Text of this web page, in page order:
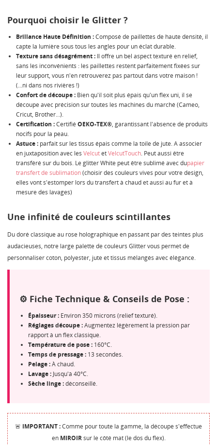
Pourquoi choisir le Glitter ?
Brillance Haute Définition :Composé de paillettes de haute densité, il
capte la lumière sous tous les angles pour un éclat durable.
Texture sans désagrément : Il offre un bel aspect texturé en relief,
sans les inconvénients : les paillettes restent parfaitement fixées sur
leur support, vous n'en retrouverez pas partout dans votre maison !
(...ni dans nos rivières !)
Confort de découpe : Bien qu'il soit plus épais qu'un flex uni, il se
découpe avec précision sur toutes les machines du marché (Cameo,
Cricut, Brother...).
Certification :Certifié OEKO-TEX®, garantissant l'absence de produits
nocifs pour la peau.
Astuce : parfait sur les tissus épais comme la toile de jute. A associer
en juxtaposition avec les VelcutetVelcutTouch. Peut aussi être
transféré sur du bois. Le glitter White peut être sublimé avec dupapier
transfert de sublimation(choisir des couleurs vives pour votre design,
elles vont s'estomper lors du transfert à chaud et aussi au fur et à
mesure des lavages)
Une infinité de couleurs scintillantes
Du doré classique au rose holographique en passant par des teintes plus
audacieuses, notre large palette de couleurs Glitter vous permet de
personnaliser coton, polyester, jute et tissus mélangés avec élégance.
⚙️ Fiche Technique & Conseils de Pose :
Épaisseur : Environ 350 microns (relief texturé).
Réglages découpe :Augmentez légèrement la pression par
rapport à un flex classique.
Température de pose : 160°C.
Temps de pressage : 13 secondes.
Pelage :À chaud.
Lavage : Jusqu'à 40°C.
Sèche linge :déconseillé.
🚨 IMPORTANT :Comme pour toute la gamme, la découpe s'effectue
en MIROIRsur le côté mat (le dos du flex).